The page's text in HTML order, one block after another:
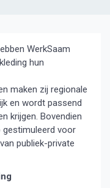
WerkSaam
hun
maken zij regionale
en wordt passend
krijgen. Bovendien
voor
publiek-private